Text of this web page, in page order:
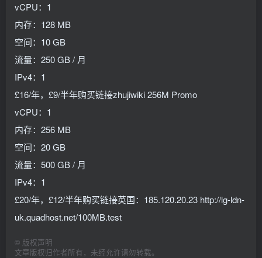
vCPU：1
内存：128 MB
空间：10 GB
流量：250 GB / 月
IPv4：1
£16/年，£9/半年购买链接zhujiwiki 256M Promo
vCPU：1
内存：256 MB
空间：20 GB
流量：500 GB / 月
IPv4：1
£20/年，£12/半年购买链接英国：185.120.20.23 http://lg-ldn-
uk.quadhost.net/100MB.test
© 版权声明
文章版权归作者所有，未经允许请勿转载。